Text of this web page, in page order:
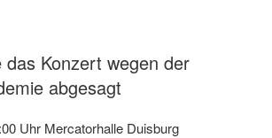
das Konzert wegen der
abgesagt
Uhr Mercatorhalle Duisburg